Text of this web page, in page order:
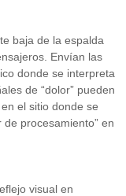
baja de la espalda
Envían las
donde se interpreta
de “dolor” pueden
el sitio donde se
procesamiento” en
visual en